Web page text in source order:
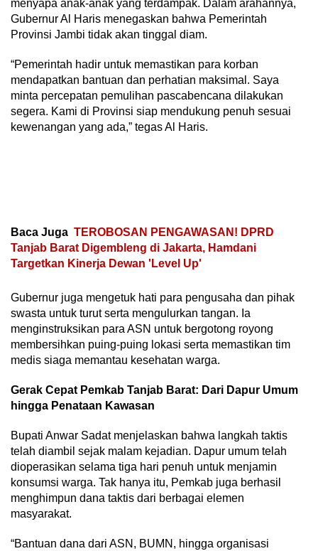
menyapa anak-anak yang terdampak. Dalam arahannya,
Gubernur Al Haris menegaskan bahwa Pemerintah
Provinsi Jambi tidak akan tinggal diam.
“Pemerintah hadir untuk memastikan para korban
mendapatkan bantuan dan perhatian maksimal. Saya
minta percepatan pemulihan pascabencana dilakukan
segera. Kami di Provinsi siap mendukung penuh sesuai
kewenangan yang ada,” tegas Al Haris.
Baca Juga TEROBOSAN PENGAWASAN! DPRD
Tanjab Barat Digembleng di Jakarta, Hamdani
Targetkan Kinerja Dewan 'Level Up'
Gubernur juga mengetuk hati para pengusaha dan pihak
swasta untuk turut serta mengulurkan tangan. Ia
menginstruksikan para ASN untuk bergotong royong
membersihkan puing-puing lokasi serta memastikan tim
medis siaga memantau kesehatan warga.
Gerak Cepat Pemkab Tanjab Barat: Dari Dapur Umum
hingga Penataan Kawasan
Bupati Anwar Sadat menjelaskan bahwa langkah taktis
telah diambil sejak malam kejadian. Dapur umum telah
dioperasikan selama tiga hari penuh untuk menjamin
konsumsi warga. Tak hanya itu, Pemkab juga berhasil
menghimpun dana taktis dari berbagai elemen
masyarakat.
“Bantuan dana dari ASN, BUMN, hingga organisasi